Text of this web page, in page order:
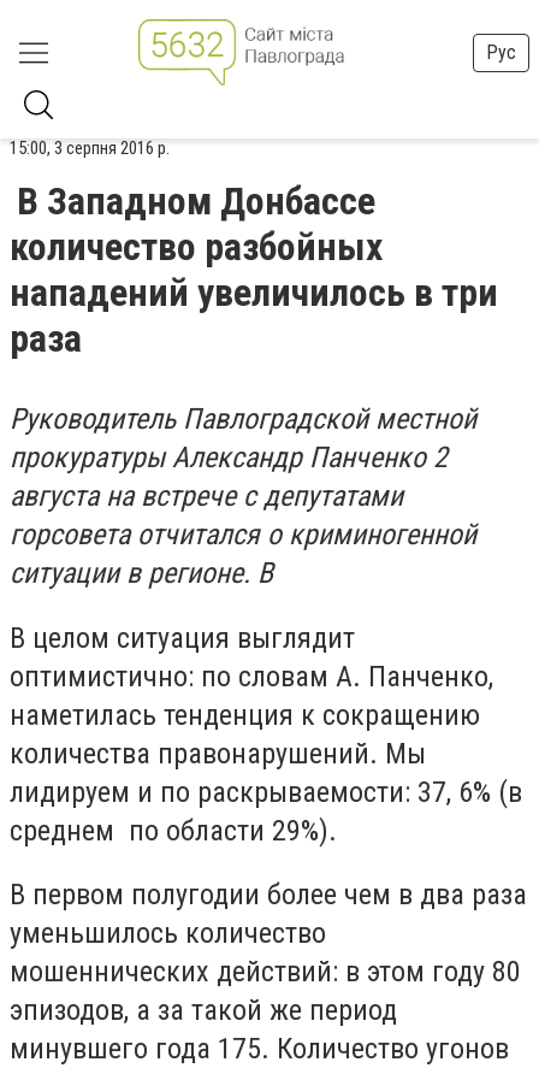
Рус
15:00, 3 серпня 2016 р.
В Западном Донбассе
количество разбойных
нападений увеличилось в три
раза
Руководитель Павлоградской местной
прокуратуры Александр Панченко 2
августа на встрече с депутатами
горсовета отчитался о криминогенной
ситуации в регионе. В
В целом ситуация выглядит
оптимистично: по словам А. Панченко,
наметилась тенденция к сокращению
количества правонарушений. Мы
лидируем и по раскрываемости: 37, 6% (в
среднем по области 29%).
В первом полугодии более чем в два раза
уменьшилось количество
мошеннических действий: в этом году 80
эпизодов, а за такой же период
минувшего года 175. Количество угонов